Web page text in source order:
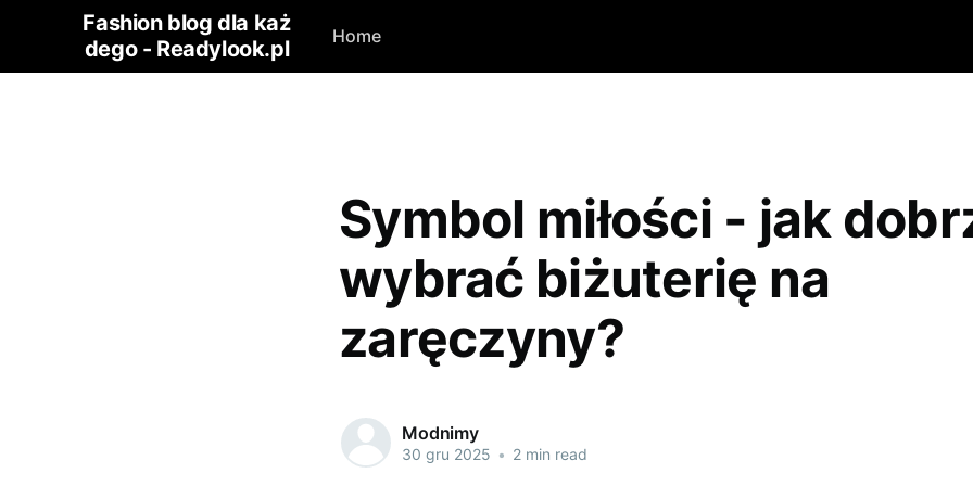
Fashion blog dla każ
dego - Readylook.pl
Home
Symbol miłości - jak
wybrać biżuterię na
zaręczyny?
Modnimy
30 gru 2025 • 2 min read